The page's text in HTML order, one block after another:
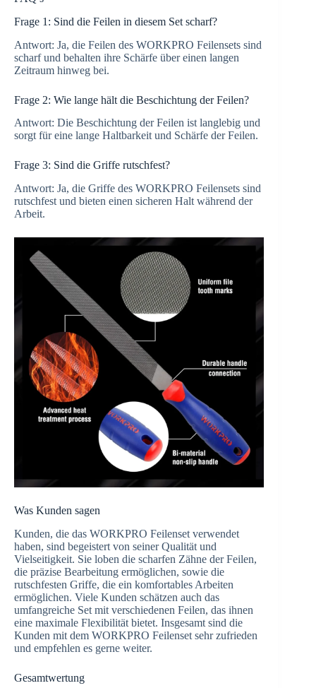
Frage 1: Sind die Feilen in diesem Set scharf?
Antwort: Ja, die Feilen des WORKPRO Feilensets sind
scharf und behalten ihre Schärfe über einen langen
Zeitraum hinweg bei.
Frage 2: Wie lange hält die Beschichtung der Feilen?
Antwort: Die Beschichtung der Feilen ist langlebig und
sorgt für eine lange Haltbarkeit und Schärfe der Feilen.
Frage 3: Sind die Griffe rutschfest?
Antwort: Ja, die Griffe des WORKPRO Feilensets sind
rutschfest und bieten einen sicheren Halt während der
Arbeit.
Was Kunden sagen
Kunden, die das WORKPRO Feilenset verwendet
haben, sind begeistert von seiner Qualität und
Vielseitigkeit. Sie loben die scharfen Zähne der Feilen,
die präzise Bearbeitung ermöglichen, sowie die
rutschfesten Griffe, die ein komfortables Arbeiten
ermöglichen. Viele Kunden schätzen auch das
umfangreiche Set mit verschiedenen Feilen, das ihnen
eine maximale Flexibilität bietet. Insgesamt sind die
Kunden mit dem WORKPRO Feilenset sehr zufrieden
und empfehlen es gerne weiter.
Gesamtwertung